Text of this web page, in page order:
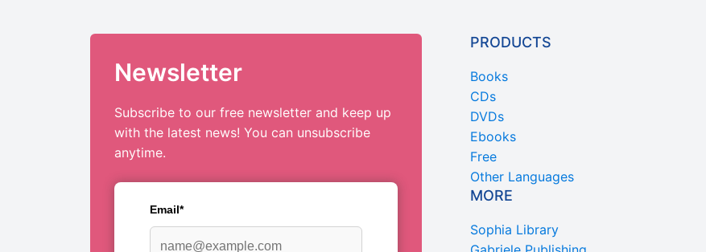
Newsletter
Subscribe to our free newsletter and keep up
with the latest news! You can unsubscribe
anytime.
Email*
PRODUCTS
Books
CDs
DVDs
Ebooks
Free
Other Languages
MORE
Sophia Library